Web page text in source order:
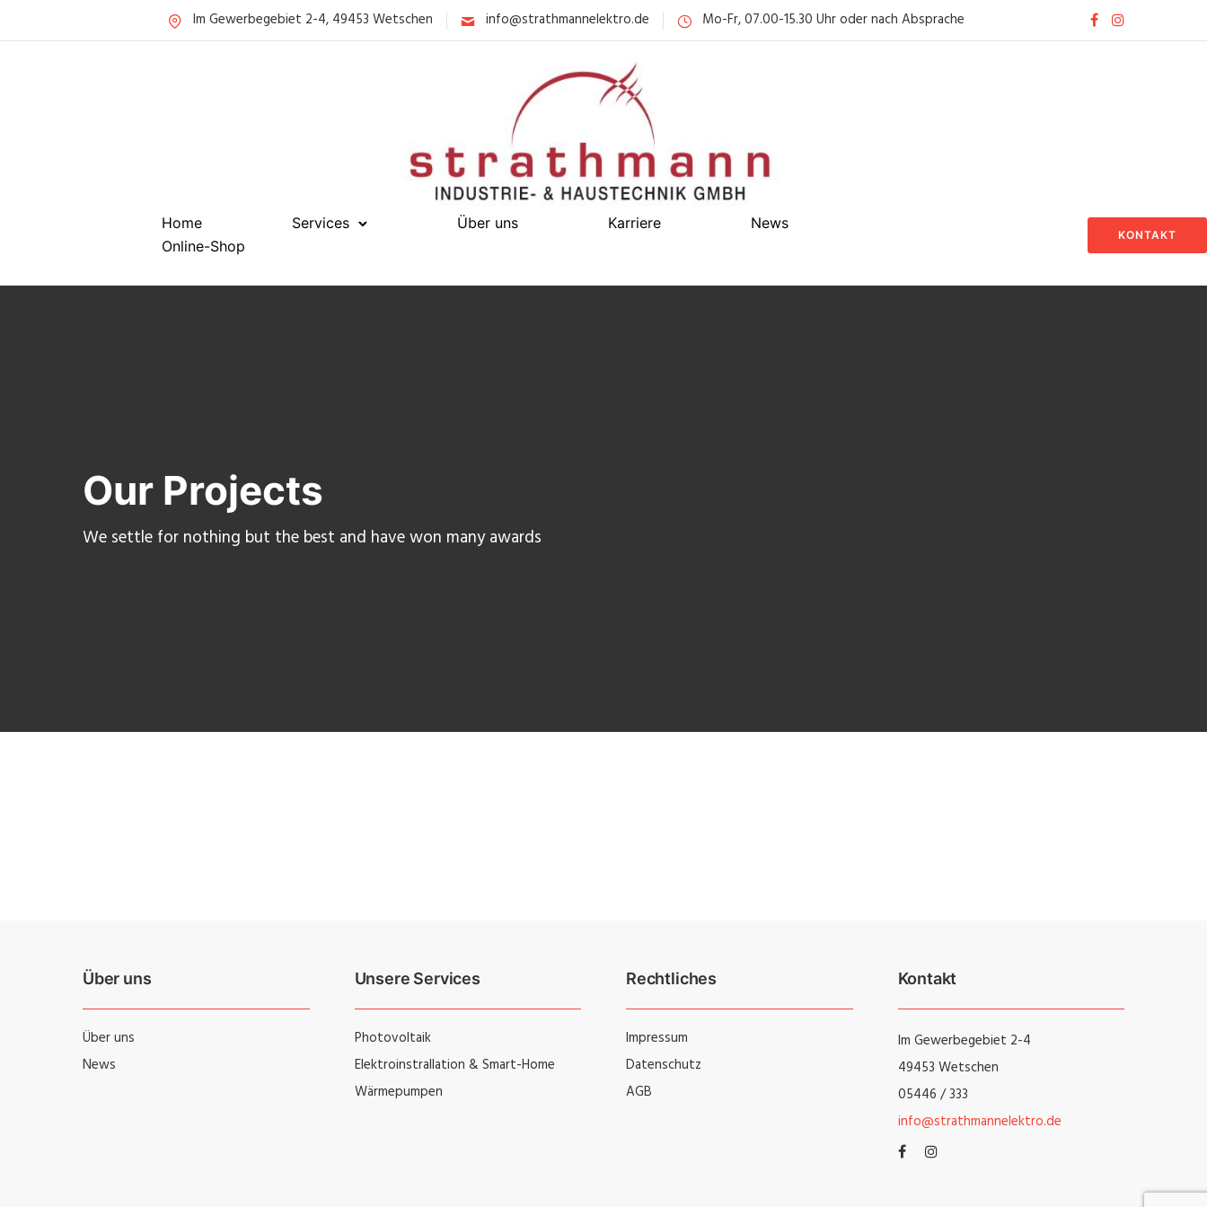
Im Gewerbegebiet 2-4, 49453 Wetschen info@strathmannelektro.de Mo-Fr, 07.00-15.30 Uhr oder nach Absprache
Home Services Über uns Karriere
News
Online-Shop
KONTAKT
Our Projects
We settle for nothing but the best and have won many awards
Über uns
Über uns
News
Unsere Services
Photovoltaik
Elektroinstrallation & Smart-Home
Wärmepumpen
Rechtliches
Impressum
Datenschutz
AGB
Kontakt
Im Gewerbegebiet 2-4
49453 Wetschen
05446 / 333
info@strathmannelektro.de